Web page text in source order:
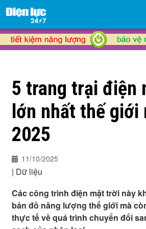
5 trang trại điện
lớn nhất thế giới
2025
11/10/2025
| Dữ liệu
Các công trình điện mặt trời này
bản đồ năng lượng thế giới mà
thực tế về quá trình chuyển đổi